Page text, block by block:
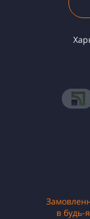
в будь-